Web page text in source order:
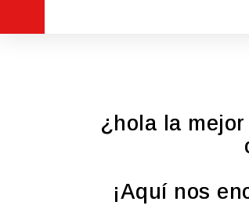
¿hola la
¡Aquí nos